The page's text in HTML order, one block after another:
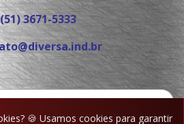
🍪 Usamos cookies para garantir
(51) 3671-5333